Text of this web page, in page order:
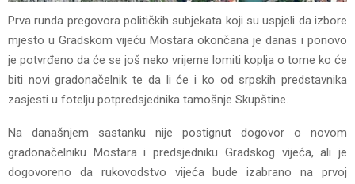
Prva runda pregovora političkih subjekata koji su uspjeli da izbore
mjesto u Gradskom vijeću Mostara okončana je danas i ponovo
je potvrđeno da će se još neko vrijeme lomiti koplja o tome ko će
biti novi gradonačelnik te da li će i ko od srpskih predstavnika
zasjesti u fotelju potpredsjednika tamošnje Skupštine.
Na današnjem sastanku nije postignut dogovor o novom
gradonačelniku Mostara i predsjedniku Gradskog vijeća, ali je
dogovoreno da rukovodstvo vijeća bude izabrano na prvoj